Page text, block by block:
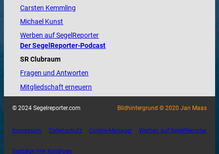
Carsten Kemmling
Michael Kunst
Werben auf SegelReporter
Der SegelReporter-Podcast
SR Clubraum
Fragen und Antworten
Mitgliedschaft erneuern
© 2024 Segelreporter.com Bildhintergrund © 2020 Jan Maas
Impressum Datenschutz Cookie-Manager Werben auf SegelReporter
Verträge hier kündigen